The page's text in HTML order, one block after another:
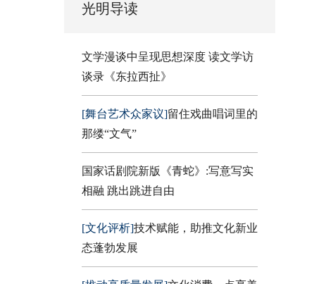
光明导读
文学漫谈中呈现思想深度 读文学访
谈录《东拉西扯》
[舞台艺术众家议]留住戏曲唱词里的
那缕“文气”
国家话剧院新版《青蛇》:写意写实
相融 跳出跳进自由
[文化评析]技术赋能，助推文化新业
态蓬勃发展